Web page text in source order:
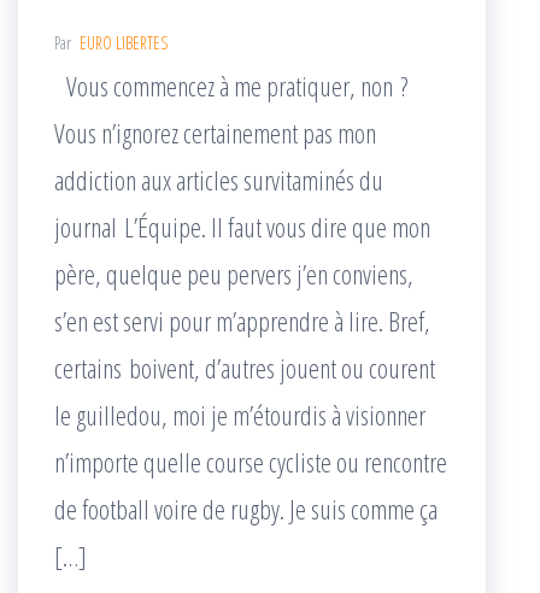
Par EURO LIBERTES
Vous commencez à me pratiquer, non ?
Vous n’ignorez certainement pas mon
addiction aux articles survitaminés du
journal L’Équipe. Il faut vous dire que mon
père, quelque peu pervers j’en conviens,
s’en est servi pour m’apprendre à lire. Bref,
certains boivent, d’autres jouent ou courent
le guilledou, moi je m’étourdis à visionner
n’importe quelle course cycliste ou rencontre
de football voire de rugby. Je suis comme ça
[…]